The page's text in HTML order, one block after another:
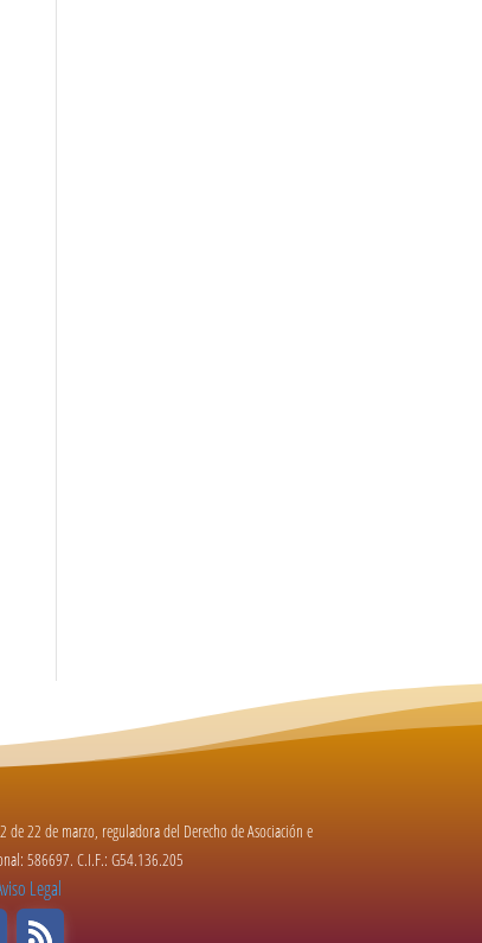
de 22 de marzo, reguladora del Derecho de Asociación e
586697. C.I.F.: G54.136.205
Legal